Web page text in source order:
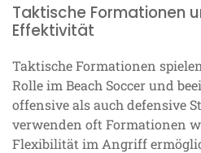
Taktische Formationen
Effektivität
Taktische Formationen
Rolle im Beach Soccer und
offensive als auch defensive
verwenden oft Formationen
Flexibilität im Angriff